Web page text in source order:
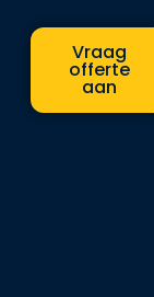
Vraag
offerte
aan